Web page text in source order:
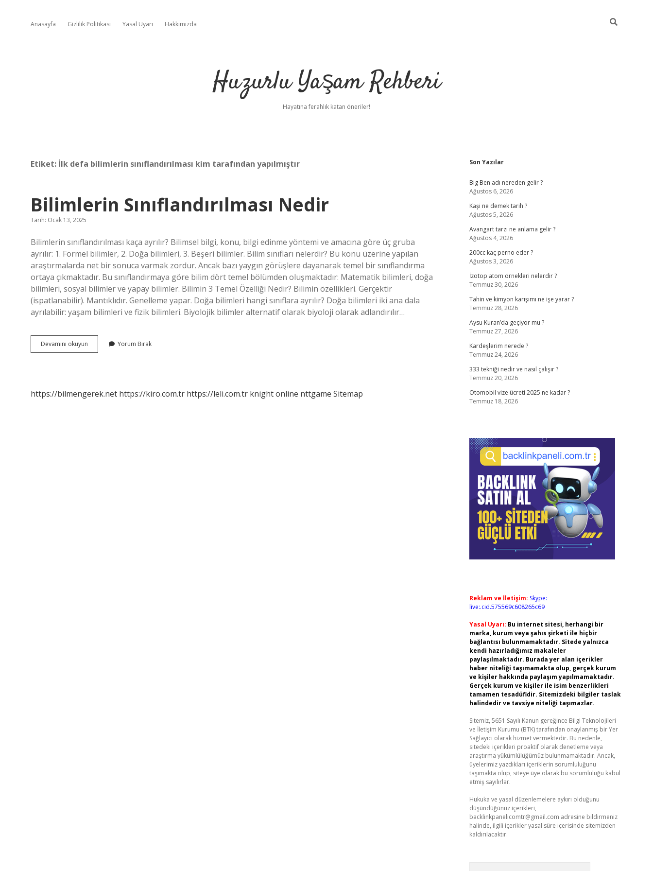
Anasayfa Gizlilik Politikası Yasal Uyarı Hakkımızda
Huzurlu Yaşam Rehberi
Hayatına ferahlık katan öneriler!
Etiket: İlk defa bilimlerin sınıflandırılması kim tarafından yapılmıştır
Bilimlerin Sınıflandırılması Nedir
Tarih: Ocak 13, 2025
Bilimlerin sınıflandırılması kaça ayrılır? Bilimsel bilgi, konu, bilgi edinme yöntemi ve amacına göre üç gruba
ayrılır: 1. Formel bilimler, 2. Doğa bilimleri, 3. Beşeri bilimler. Bilim sınıfları nelerdir? Bu konu üzerine yapılan
araştırmalarda net bir sonuca varmak zordur. Ancak bazı yaygın görüşlere dayanarak temel bir sınıflandırma
ortaya çıkmaktadır. Bu sınıflandırmaya göre bilim dört temel bölümden oluşmaktadır: Matematik bilimleri, doğa
bilimleri, sosyal bilimler ve yapay bilimler. Bilimin 3 Temel Özelliği Nedir? Bilimin özellikleri. Gerçektir
(ispatlanabilir). Mantıklıdır. Genelleme yapar. Doğa bilimleri hangi sınıflara ayrılır? Doğa bilimleri iki ana dala
ayrılabilir: yaşam bilimleri ve fizik bilimleri. Biyolojik bilimler alternatif olarak biyoloji olarak adlandırılır…
Devamını okuyun Bilimlerin
Sınıflandırılması
Yorum Bırak
https://bilmengerek.net https://kiro.com.tr https://leli.com.tr knight online nttgame Sitemap
Sidebar
Son Yazılar
Big Ben adı nereden gelir ?
Ağustos 6, 2026
Kaşi ne demek tarih ?
Ağustos 5, 2026
Avangart tarzı ne anlama gelir ?
Ağustos 4, 2026
200cc kaç perno eder ?
Ağustos 3, 2026
İzotop atom örnekleri nelerdir ?
Temmuz 30, 2026
Tahin ve kimyon karışımı ne işe yarar ?
Temmuz 28, 2026
Aysu Kuran’da geçiyor mu ?
Temmuz 27, 2026
Kardeşlerim nerede ?
Temmuz 24, 2026
333 tekniği nedir ve nasıl çalışır ?
Temmuz 20, 2026
Otomobil vize ücreti 2025 ne kadar ?
Temmuz 18, 2026
Reklam ve İletişim: Skype:
live:.cid.575569c608265c69
Yasal Uyarı: Bu internet sitesi, herhangi bir
marka, kurum veya şahıs şirketi ile hiçbir
bağlantısı bulunmamaktadır. Sitede yalnızca
kendi hazırladığımız makaleler
paylaşılmaktadır. Burada yer alan içerikler
haber niteliği taşımamakta olup, gerçek kurum
ve kişiler hakkında paylaşım yapılmamaktadır.
Gerçek kurum ve kişiler ile isim benzerlikleri
tamamen tesadüfidir. Sitemizdeki bilgiler taslak
halindedir ve tavsiye niteliği taşımazlar.
Sitemiz, 5651 Sayılı Kanun gereğince Bilgi Teknolojileri
ve İletişim Kurumu (BTK) tarafından onaylanmış bir Yer
Sağlayıcı olarak hizmet vermektedir. Bu nedenle,
sitedeki içerikleri proaktif olarak denetleme veya
araştırma yükümlülüğümüz bulunmamaktadır. Ancak,
üyelerimiz yazdıkları içeriklerin sorumluluğunu
taşımakta olup, siteye üye olarak bu sorumluluğu kabul
etmiş sayılırlar.
Hukuka ve yasal düzenlemelere aykırı olduğunu
düşündüğünüz içerikleri,
backlinkpanelicomtr@gmail.com adresine bildirmeniz
halinde, ilgili içerikler yasal süre içerisinde sitemizden
kaldırılacaktır.